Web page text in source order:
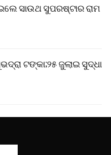
ସାଉଥ ସୁପରଷ୍ଟାର ରାମ
ଟଙ୍କା;୨୫ ଜୁଲାଇ ସୁଦ୍ଧା